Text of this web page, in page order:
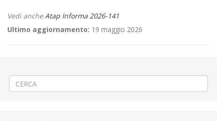
Vedi ancheAtap Informa 2026-141
Ultimo aggiornamento: 19 maggio 2026